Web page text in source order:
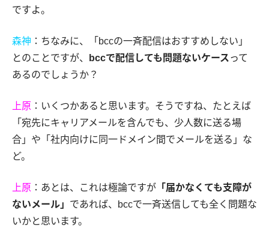
ですよ。
森神 ：ちなみに、「bccの一斉配信はおすすめしない」
とのことですが、
bccで配信しても問題ないケース って
あるのでしょうか？
上原 ：いくつかあると思います。そうですね、たとえば
「宛先にキャリアメールを含んでも、少人数に送る場
合」や「社内向けに同一ドメイン間でメールを送る」な
ど。
上原 ：あとは、これは極論ですが 「届かなくても支障が
ないメール」 であれば、bccで一斉送信しても全く問題な
いかと思います。